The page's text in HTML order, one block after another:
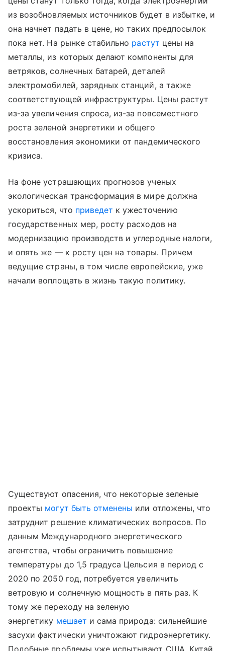
из возобновляемых источников будет в избытке, и
она начнет падать в цене, но таких предпосылок
пока нет. На рынке стабильно растут цены на
металлы, из которых делают компоненты для
ветряков, солнечных батарей, деталей
электромобилей, зарядных станций, а также
соответствующей инфраструктуры. Цены растут
из-за увеличения спроса, из-за повсеместного
роста зеленой энергетики и общего
восстановления экономики от пандемического
кризиса.
На фоне устрашающих прогнозов ученых
экологическая трансформация в мире должна
ускориться, что приведет к ужесточению
государственных мер, росту расходов на
модернизацию производств и углеродные налоги,
и опять же — к росту цен на товары. Причем
ведущие страны, в том числе европейские, уже
начали воплощать в жизнь такую политику.
Существуют опасения, что некоторые зеленые
проекты могут быть отменены или отложены, что
затруднит решение климатических вопросов. По
данным Международного энергетического
агентства, чтобы ограничить повышение
температуры до 1,5 градуса Цельсия в период с
2020 по 2050 год, потребуется увеличить
ветровую и солнечную мощность в пять раз. К
тому же переходу на зеленую
энергетику мешает и сама природа: сильнейшие
засухи фактически уничтожают гидроэнергетику.
Подобные проблемы уже испытывают США, Китай